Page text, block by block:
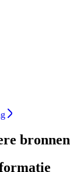
bronnen